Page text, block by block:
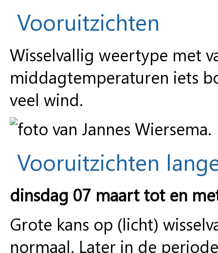
Vooruitzichten
Wisselvallig weertype met
middagtemperaturen iets
veel wind.
Vooruitzichten
dinsdag 07 maart tot en
Grote kans op (licht)
normaal. Later in de